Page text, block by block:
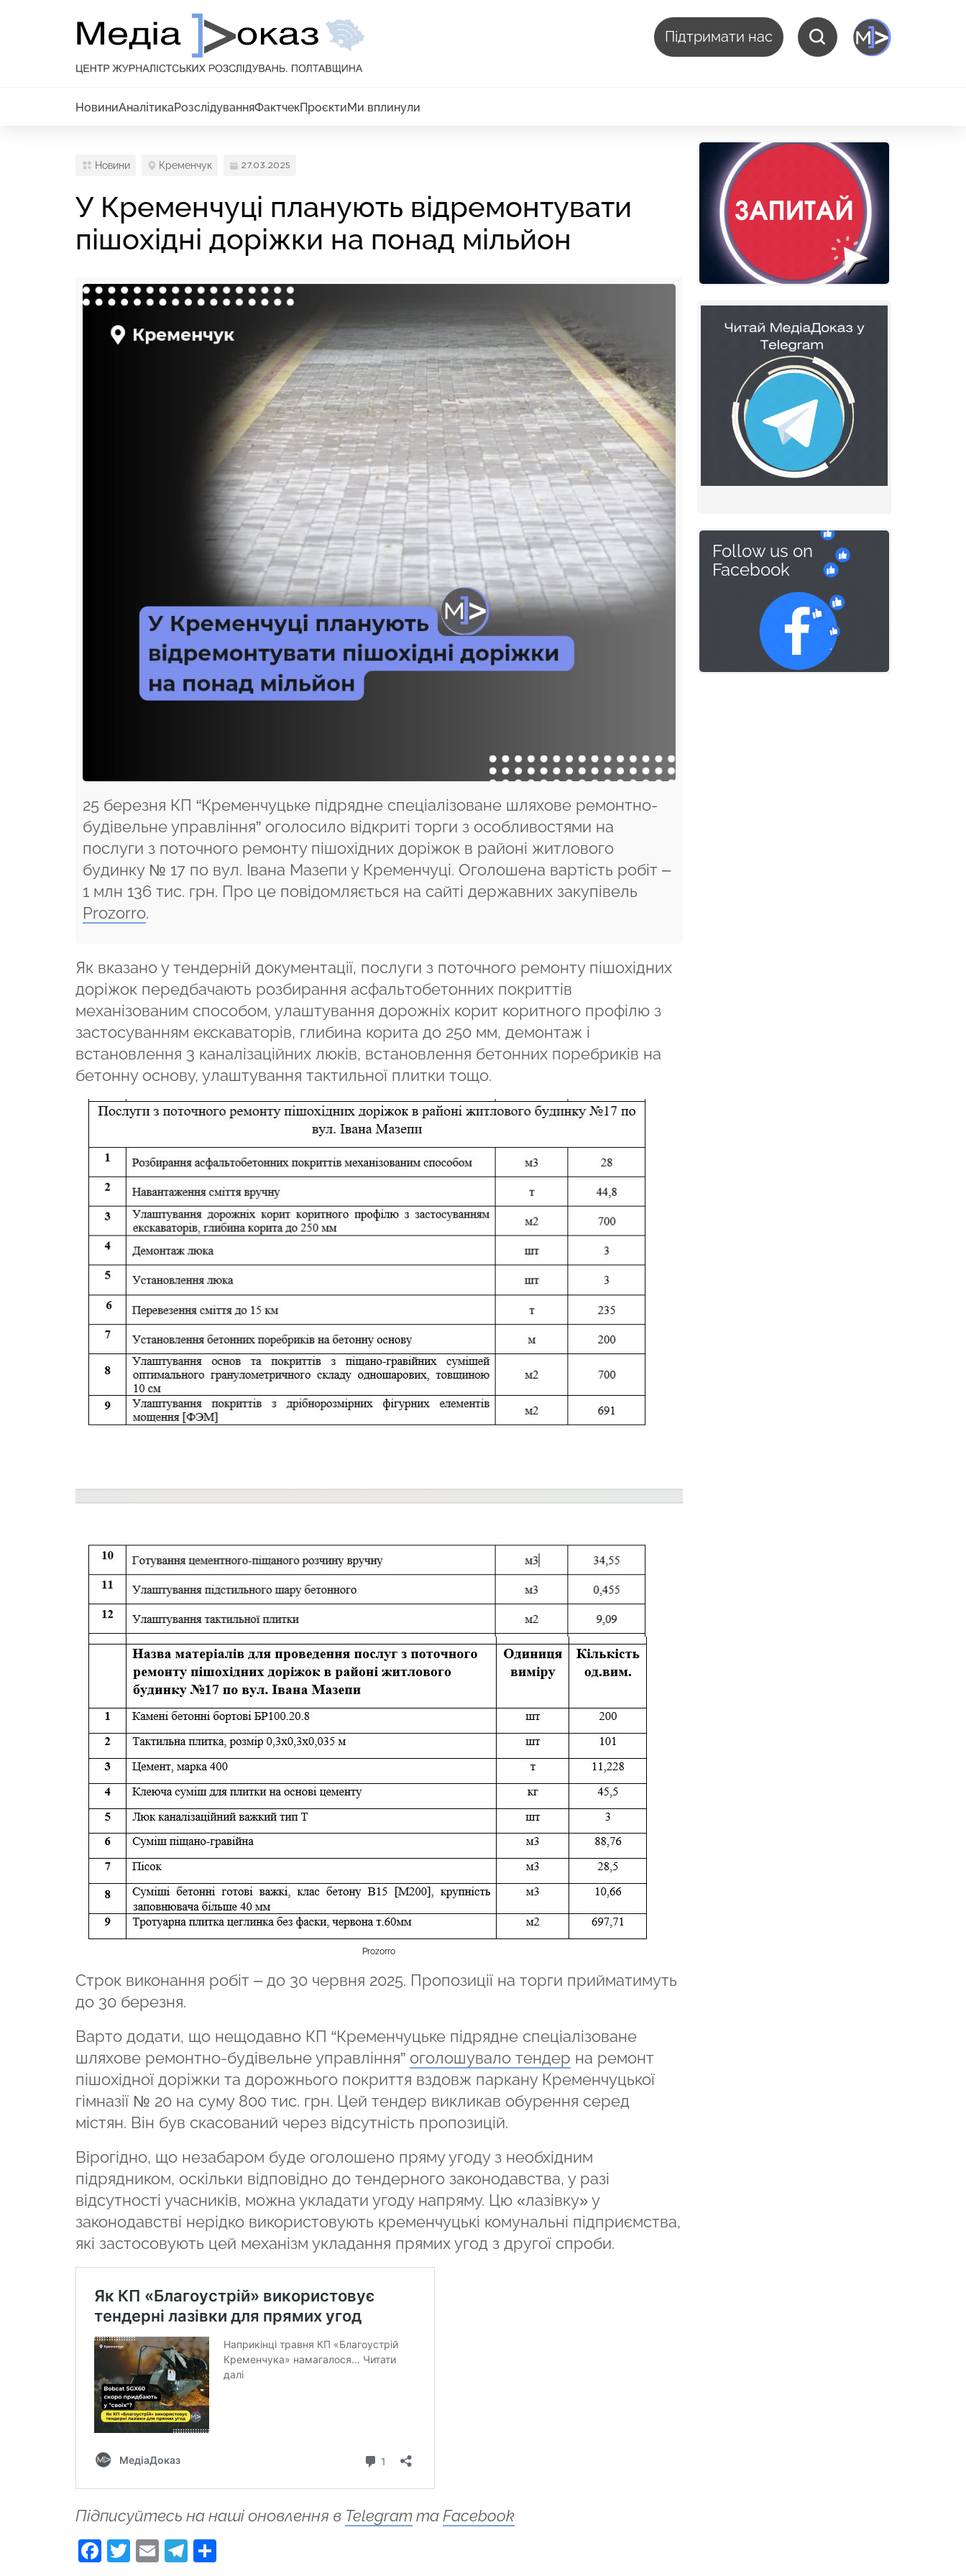
Підтримати нас
НовиниАналітикаРозслідуванняФактчекПроєктиМи вплинули
Новини Кременчук 27.03.2025
У Кременчуці планують відремонтувати
пішохідні доріжки на понад мільйон
25 березня КП “Кременчуцьке підрядне спеціалізоване шляхове ремонтно-
будівельне управління” оголосило відкриті торги з особливостями на
послуги з поточного ремонту пішохідних доріжок в районі житлового
будинку № 17 по вул. Івана Мазепи у Кременчуці. Оголошена вартість робіт –
1 млн 136 тис. грн. Про це повідомляється на сайті державних закупівель
Prozorro.
Як вказано у тендерній документації, послуги з поточного ремонту пішохідних
доріжок передбачають розбирання асфальтобетонних покриттів
механізованим способом, улаштування дорожніх корит коритного профілю з
застосуванням екскаваторів, глибина корита до 250 мм, демонтаж і
встановлення 3 каналізаційних люків, встановлення бетонних поребриків на
бетонну основу, улаштування тактильної плитки тощо.
Prozorro
Строк виконання робіт – до 30 червня 2025. Пропозиції на торги прийматимуть
до 30 березня.
Варто додати, що нещодавно КП “Кременчуцьке підрядне спеціалізоване
шляхове ремонтно-будівельне управління” оголошувало тендер на ремонт
пішохідної доріжки та дорожнього покриття вздовж паркану Кременчуцької
гімназії № 20 на суму 800 тис. грн. Цей тендер викликав обурення серед
містян. Він був скасований через відсутність пропозицій.
Вірогідно, що незабаром буде оголошено пряму угоду з необхідним
підрядником, оскільки відповідно до тендерного законодавства, у разі
відсутності учасників, можна укладати угоду напряму. Цю «лазівку» у
законодавстві нерідко використовують кременчуцькі комунальні підприємства,
які застосовують цей механізм укладання прямих угод з другої спроби.
Підписуйтесь на наші оновлення в Telegram таFacebook
Facebook
Twitter
EmailTelegram
Поділитися
Follow us on
Facebook